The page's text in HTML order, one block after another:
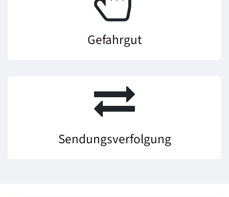
Gefahrgut
Sendungsverfolgung